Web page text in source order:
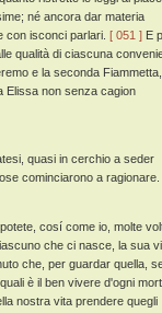
né ancora dar materia
con isconci parlari. [ 051 ] E
qualità di ciascuna
e la seconda Fiammetta,
Elissa non senza cagion
quasi in cerchio a seder
cominciarono a ragionare.
cosí come io, molte
che ci nasce, la sua
che, per guardar quella,
è il ben vivere d'ogni
nostra vita prendere quegli